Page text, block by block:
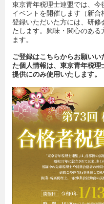
東京青年税理士連盟では、今
イベントを開催します（新
登録いただいた方には、研
たします。興味・関心のあ
ます。
ご登録はこちらからお願い
た個人情報は、東京青年税
提供にのみ使用いたします。